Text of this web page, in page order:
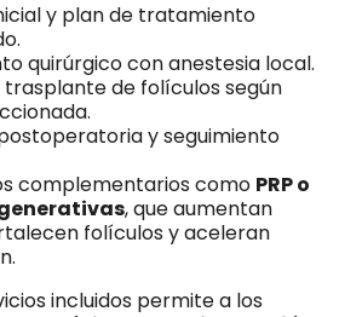
y plan de tratamiento
quirúrgico con anestesia local.
trasplante de folículos según
y seguimiento
complementarios como PRP o
, que aumentan
folículos y aceleran
incluidos permite a los